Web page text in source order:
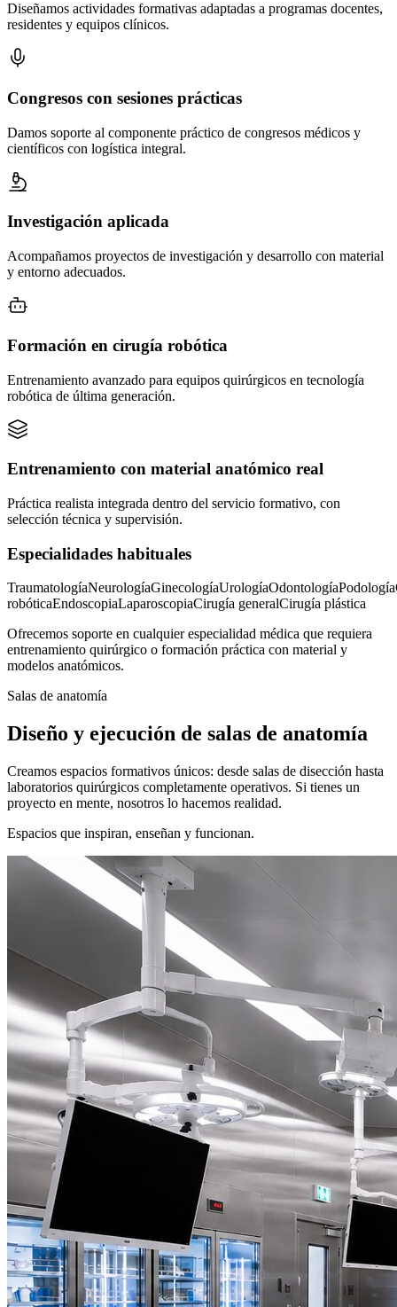
Diseñamos actividades formativas adaptadas a programas docentes,
residentes y equipos clínicos.
Congresos con sesiones prácticas
Damos soporte al componente práctico de congresos médicos y
científicos con logística integral.
Investigación aplicada
Acompañamos proyectos de investigación y desarrollo con material
y entorno adecuados.
Formación en cirugía robótica
Entrenamiento avanzado para equipos quirúrgicos en tecnología
robótica de última generación.
Entrenamiento con material anatómico real
Práctica realista integrada dentro del servicio formativo, con
selección técnica y supervisión.
Especialidades habituales
TraumatologíaNeurologíaGinecologíaUrologíaOdontologíaPodología
robóticaEndoscopiaLaparoscopiaCirugía generalCirugía plástica
Ofrecemos soporte en cualquier especialidad médica que requiera
entrenamiento quirúrgico o formación práctica con material y
modelos anatómicos.
Salas de anatomía
Diseño y ejecución de salas de anatomía
Creamos espacios formativos únicos: desde salas de disección hasta
laboratorios quirúrgicos completamente operativos. Si tienes un
proyecto en mente, nosotros lo hacemos realidad.
Espacios que inspiran, enseñan y funcionan.